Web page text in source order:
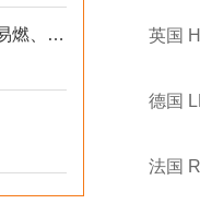
Magnatex磁力驱动泵是易漏、易燃、易爆液体的理想选用 英国
德国
法国